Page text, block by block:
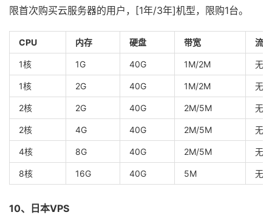
限首次购买云服务器的用户，[1年/3年]机型，限购1台。
CPU 内存 硬盘 带宽 流量
1核 1G 40G 1M/2M 无限
1核 2G 40G 1M/2M 无限
2核 2G 40G 2M/5M 无限
2核 4G 40G 2M/5M 无限
4核 8G 40G 2M/5M 无限
8核 16G 40G 5M 无限
10、日本VPS